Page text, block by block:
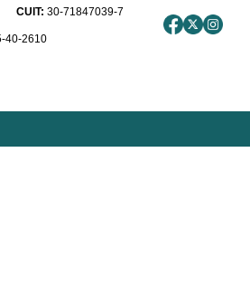
CUIT: 30-71847039-7
40-2610